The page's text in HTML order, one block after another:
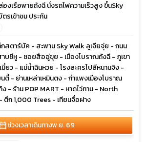
งเรือพายถังฉี นั่งรถไฟความเร็วสูง ขึ้นSky
รเข้าชม ประกัน
สตาร์บัค - สะพาน Sky Walk ลูเจียจุ่ย - ถนน
าบซีหู - ซอยสืออู่ขุย - เมืองโบราณถังฉี - ภูเขา
ยว - แม่น้ำฉินหวย - โรงละครโปลีหนานจิง -
นตี้ - ย่านเหล่าเหมินตง - กำแพงเมืองโบราณ
- ร้าน POP MART - หาดไว่ทาน - North
ตึก 1,000 Trees - เทียนจื่อฝาง
ช่วงเวลาเดินทางพ.ย. 69